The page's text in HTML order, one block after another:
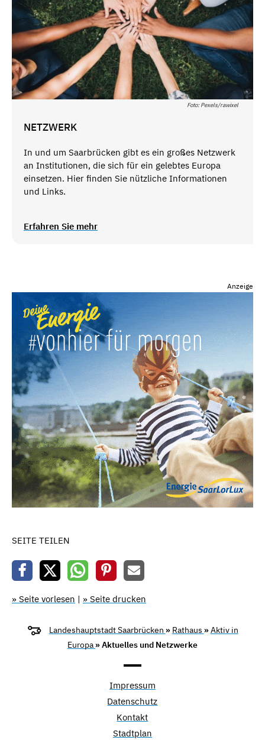
Foto: Pexels/rawixel
NETZWERK
In und um Saarbrücken gibt es ein großes Netzwerk
an Institutionen, die sich für ein gelebtes Europa
einsetzen. Hier finden Sie nützliche Informationen
und Links.
Erfahren Sie mehr
Anzeige
SEITE TEILEN
» Seite vorlesen | » Seite drucken
Landeshauptstadt Saarbrücken » Rathaus »Aktiv in
Europa » Aktuelles und Netzwerke
Impressum
Datenschutz
Kontakt
Stadtplan